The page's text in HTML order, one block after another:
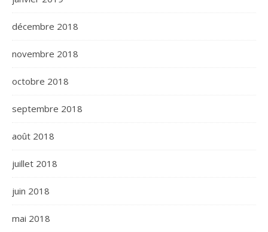
décembre 2018
novembre 2018
octobre 2018
septembre 2018
août 2018
juillet 2018
juin 2018
mai 2018